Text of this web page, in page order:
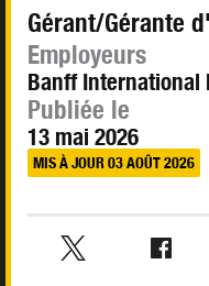
Gérant/Gérante
Employeurs
Banff International
Publiée le
13 mai 2026
MIS À JOUR 03 AOÛT 2026